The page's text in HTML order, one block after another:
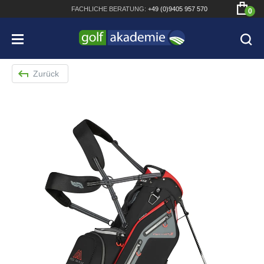
FACHLICHE BERATUNG: +49 (0)9405 957 570 0
Bridgestone JGR Driver 2018
Cobra King F8+ Driver
Titleist Pro V1x mit gratis Schriftaufdruck
Bennington Waterproof QO14 Sport Cartbag
Zurück